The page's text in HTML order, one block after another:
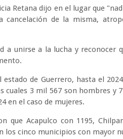
Retana dijo en el lugar que
de la misma,
a unirse a la lucha y reconocer
de Guerrero, hasta el
cuales 3 mil 567 son hombres y
en el caso de mujeres.
que Acapulco con 1195,
los cinco municipios con mayor